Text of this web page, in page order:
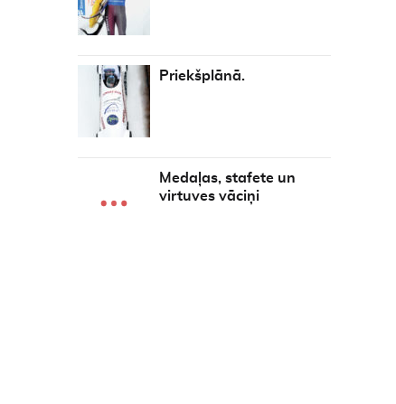
Priekšplānā.
Medaļas, stafete un
virtuves vāciņi